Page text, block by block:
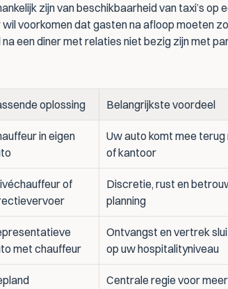
zijn van beschikbaarheid van taxi’s op
voorkomen dat gasten na afloop moeten
een diner met relaties niet bezig zijn met
oplossing Belangrijkste voordeel
in eigen
Uw auto komt mee terug
of kantoor
of
Discretie, rust en
planning
met chauffeur
Ontvangst en vertrek
op uw hospitalityniveau
Centrale regie voor